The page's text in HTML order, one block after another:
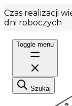
Czas realizacji
dni roboczych
Toggle menu
Szukaj